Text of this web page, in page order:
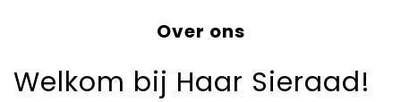
Over ons
Welkom bij Haar Sieraad!